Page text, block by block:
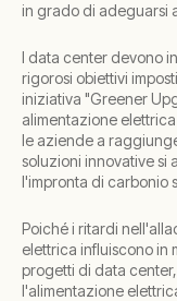
in grado di adeguarsi
I data center devono
rigorosi obiettivi
iniziativa "Greener
alimentazione
le aziende a
soluzioni innovative si
l'impronta di carbonio
Poiché i ritardi
elettrica influiscono in
progetti di data
l'alimentazione